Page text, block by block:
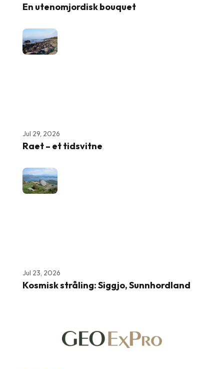
En utenomjordisk bouquet
Jul 29, 2026
Raet – et tidsvitne
Jul 23, 2026
Kosmisk stråling: Siggjo, Sunnhordland